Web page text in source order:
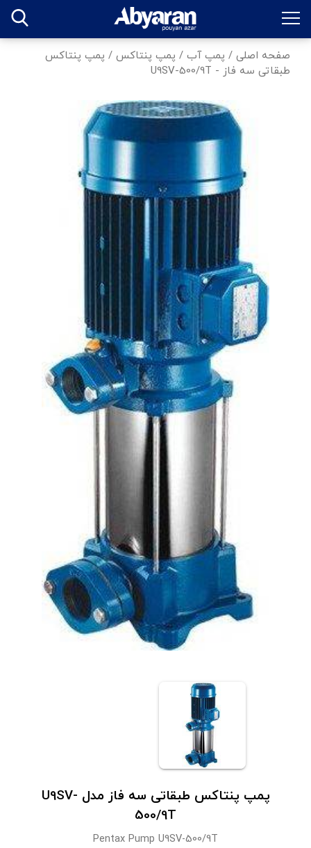
صفحه اصلی / پمپ آب / پمپ پنتاکس / پمپ پنتاکس
طبقاتی سه فاز - U9SV-500/9T
پمپ پنتاکس طبقاتی سه فاز مدل U9SV-
500/9T
Pentax Pump U9SV-500/9T